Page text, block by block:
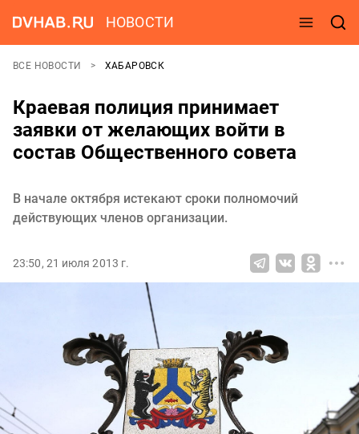
НОВОСТИ
ВСЕ НОВОСТИ ХАБАРОВСК
Краевая полиция принимает
заявки от желающих войти в
состав Общественного совета
В начале октября истекают сроки полномочий
действующих членов организации.
23:50, 21 июля 2013 г.